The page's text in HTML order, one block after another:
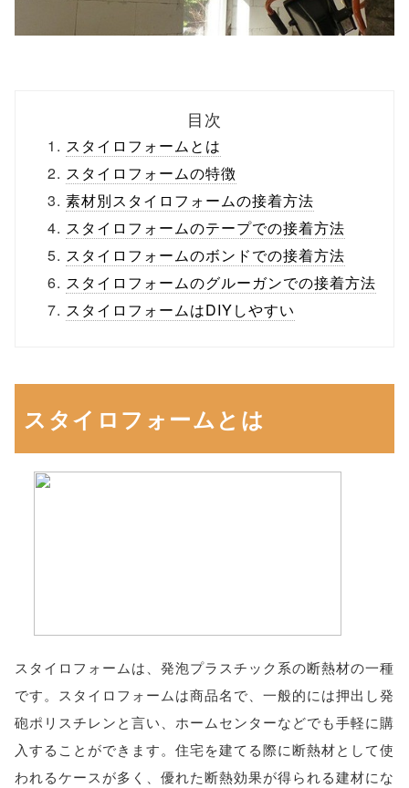
目次
スタイロフォームとは
スタイロフォームの特徴
素材別スタイロフォームの接着方法
スタイロフォームのテープでの接着方法
スタイロフォームのボンドでの接着方法
スタイロフォームのグルーガンでの接着方法
スタイロフォームはDIYしやすい
スタイロフォームとは
スタイロフォームは、発泡プラスチック系の断熱材の一種
です。スタイロフォームは商品名で、一般的には押出し発
砲ポリスチレンと言い、ホームセンターなどでも手軽に購
入することができます。住宅を建てる際に断熱材として使
われるケースが多く、優れた断熱効果が得られる建材にな